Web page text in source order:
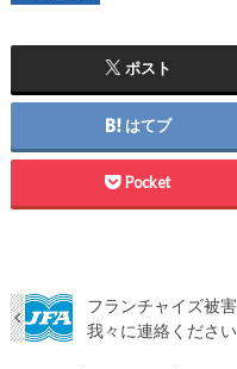
ポスト
はてブ
Pocket
フランチャイズ被
我々に連絡ください